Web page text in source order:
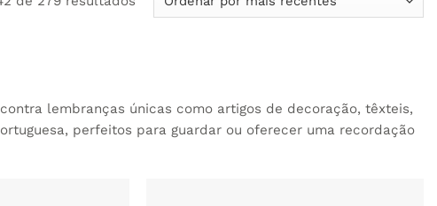
por
lembranças únicas como artigos de decoração, têxteis,
perfeitos para guardar ou oferecer uma recordação